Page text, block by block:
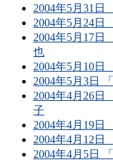
2004年5月31日
2004年5月24日
2004年5月17
也
2004年5月10日
2004年5月3日
2004年4月26日
子
2004年4月19日
2004年4月12日
2004年4月5日